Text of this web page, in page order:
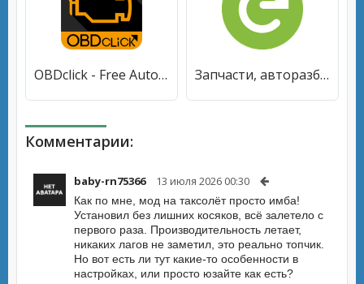
OBDclick - Free Auto Diagnostics OBD ELM327 [Без рекламы] Запчасти, авторазборки Bibinet [Без рекламы]
Комментарии:
baby-rn75366 13 июля 2026 00:30
Как по мне, мод на таксолёт просто имба!
Установил без лишних косяков, всё залетело с
первого раза. Производительность летает,
никаких лагов не заметил, это реально топчик.
Но вот есть ли тут какие-то особенности в
настройках, или просто юзайте как есть?